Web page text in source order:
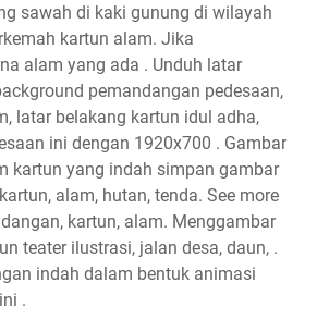
sawah di kaki gunung di wilayah
kartun alam. Jika
alam yang ada . Unduh latar
pemandangan pedesaan,
latar belakang kartun idul adha,
ini dengan 1920x700 . Gambar
kartun yang indah simpan gambar
alam, hutan, tenda. See more
kartun, alam. Menggambar
teater ilustrasi, jalan desa, daun, .
indah dalam bentuk animasi
.